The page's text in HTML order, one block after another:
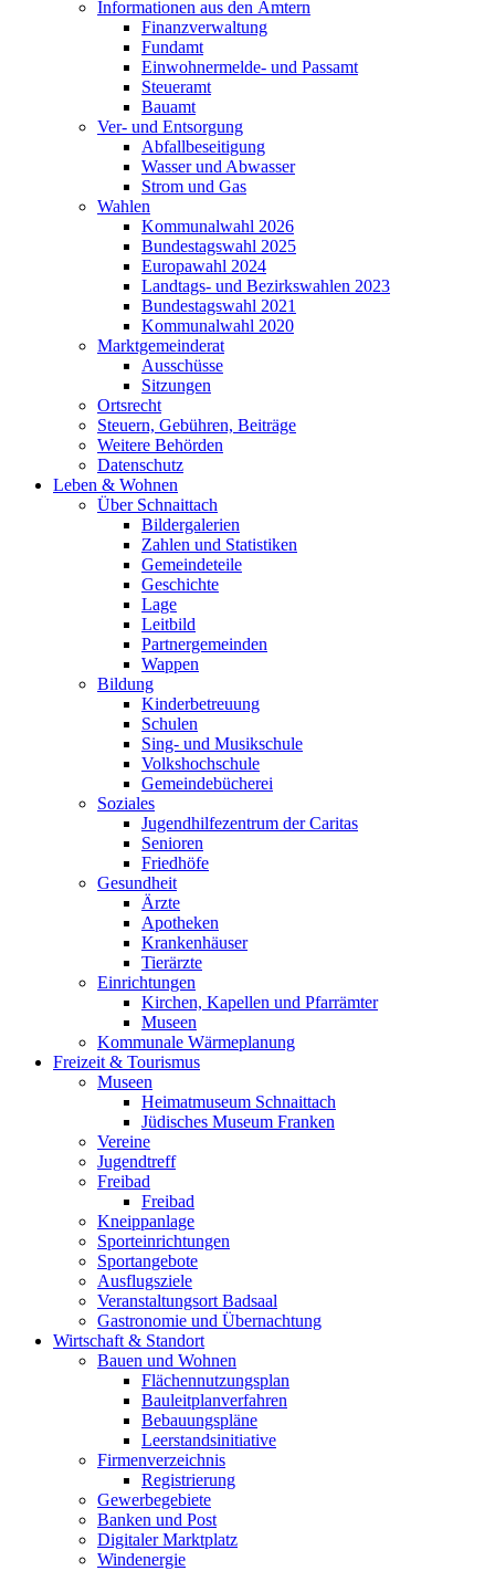
Informationen aus den Ämtern
Finanzverwaltung
Fundamt
Einwohnermelde- und Passamt
Steueramt
Bauamt
Ver- und Entsorgung
Abfallbeseitigung
Wasser und Abwasser
Strom und Gas
Wahlen
Kommunalwahl 2026
Bundestagswahl 2025
Europawahl 2024
Landtags- und Bezirkswahlen 2023
Bundestagswahl 2021
Kommunalwahl 2020
Marktgemeinderat
Ausschüsse
Sitzungen
Ortsrecht
Steuern, Gebühren, Beiträge
Weitere Behörden
Datenschutz
Leben & Wohnen
Über Schnaittach
Bildergalerien
Zahlen und Statistiken
Gemeindeteile
Geschichte
Lage
Leitbild
Partnergemeinden
Wappen
Bildung
Kinderbetreuung
Schulen
Sing- und Musikschule
Volkshochschule
Gemeindebücherei
Soziales
Jugendhilfezentrum der Caritas
Senioren
Friedhöfe
Gesundheit
Ärzte
Apotheken
Krankenhäuser
Tierärzte
Einrichtungen
Kirchen, Kapellen und Pfarrämter
Museen
Kommunale Wärmeplanung
Freizeit & Tourismus
Museen
Heimatmuseum Schnaittach
Jüdisches Museum Franken
Vereine
Jugendtreff
Freibad
Freibad
Kneippanlage
Sporteinrichtungen
Sportangebote
Ausflugsziele
Veranstaltungsort Badsaal
Gastronomie und Übernachtung
Wirtschaft & Standort
Bauen und Wohnen
Flächennutzungsplan
Bauleitplanverfahren
Bebauungspläne
Leerstandsinitiative
Firmenverzeichnis
Registrierung
Gewerbegebiete
Banken und Post
Digitaler Marktplatz
Windenergie